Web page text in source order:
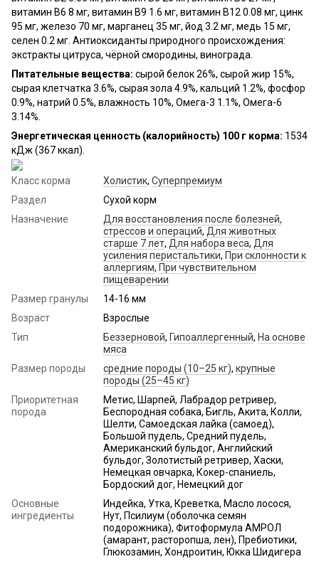
витамин B6 8 мг, витамин B9 1.6 мг, витамин B12 0.08 мг, цинк
95 мг, железо 70 мг, марганец 35 мг, йод 3.2 мг, медь 15 мг,
селен 0.2 мг. Антиоксиданты природного происхождения:
экстракты цитруса, чёрной смородины, винограда.
Питательные вещества: сырой белок 26%, сырой жир 15%,
сырая клетчатка 3.6%, сырая зола 4.9%, кальций 1.2%, фосфор
0.9%, натрий 0.5%, влажность 10%, Омега-3 1.1%, Омега-6
3.14%.
Энергетическая ценность (калорийность) 100 г корма: 1534
кДж (367 ккал).
Класс корма Холистик, Суперпремиум
Раздел
Сухой корм
Назначение
Для восстановления после болезней,
стрессов и операций, Для животных
старше 7 лет, Для набора веса, Для
усиления перистальтики, При склонности к
аллергиям, При чувствительном
пищеварении
Размер гранулы
14-16 мм
Возраст
Взрослые
Тип
Беззерновой, Гипоаллергенный, На основе
мяса
Размер породы
средние породы (10–25 кг), крупные
породы (25–45 кг)
Приоритетная
порода
Метис, Шарпей, Лабрадор ретривер,
Беспородная собака, Бигль, Акита, Колли,
Шелти, Самоедская лайка (самоед),
Большой пудель, Средний пудель,
Американский бульдог, Английский
бульдог, Золотистый ретривер, Хаски,
Немецкая овчарка, Кокер-спаниель,
Бордоский дог, Немецкий дог
Основные
ингредиенты
Индейка, Утка, Креветка, Масло лосося,
Нут, Псилиум (оболочка семян
подорожника), Фитоформула АМРОЛ
(амарант, расторопша, лен), Пребиотики,
Глюкозамин, Хондроитин, Юкка Шидигера